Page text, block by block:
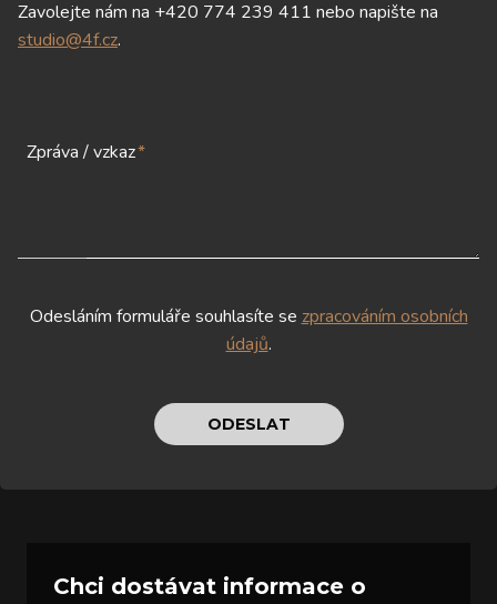
Zavolejte nám na +420 774 239 411 nebo napište na
studio@4f.cz.
Zpráva / vzkaz*
Odesláním formuláře souhlasíte se zpracováním osobních
údajů.
ODESLAT
Chci dostávat informace o